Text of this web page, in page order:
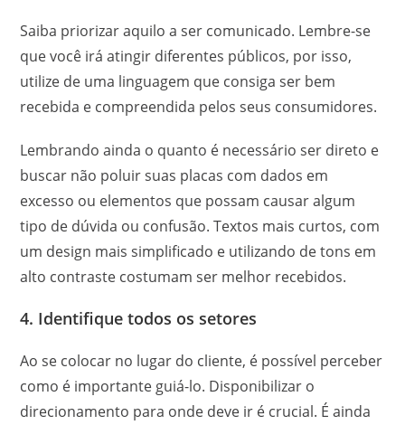
Saiba priorizar aquilo a ser comunicado. Lembre-se
que você irá atingir diferentes públicos, por isso,
utilize de uma linguagem que consiga ser bem
recebida e compreendida pelos seus consumidores.
Lembrando ainda o quanto é necessário ser direto e
buscar não poluir suas placas com dados em
excesso ou elementos que possam causar algum
tipo de dúvida ou confusão. Textos mais curtos, com
um design mais simplificado e utilizando de tons em
alto contraste costumam ser melhor recebidos.
4. Identifique todos os setores
Ao se colocar no lugar do cliente, é possível perceber
como é importante guiá-lo. Disponibilizar o
direcionamento para onde deve ir é crucial. É ainda